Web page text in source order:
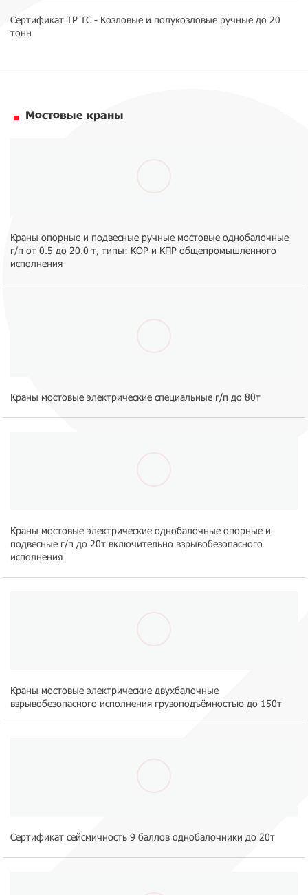
Сертификат ТР ТС - Козловые и полукозловые ручные до 20
тонн
Мостовые краны
Краны опорные и подвесные ручные мостовые однобалочные
г/п от 0.5 до 20.0 т, типы: КОР и КПР общепромышленного
исполнения
Краны мостовые электрические специальные г/п до 80т
Краны мостовые электрические однобалочные опорные и
подвесные г/п до 20т включительно взрывобезопасного
исполнения
Краны мостовые электрические двухбалочные
взрывобезопасного исполнения грузоподъёмностью до 150т
Сертификат сейсмичность 9 баллов однобалочники до 20т